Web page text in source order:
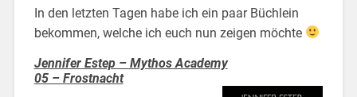
In den letzten Tagen habe ich ein paar Büchlein
bekommen, welche ich euch nun zeigen möchte
Jennifer Estep – Mythos Academy
05 – Frostnacht